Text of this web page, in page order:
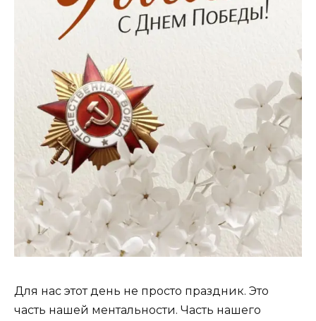
Для нас этот день не просто праздник. Это
часть нашей ментальности. Часть нашего